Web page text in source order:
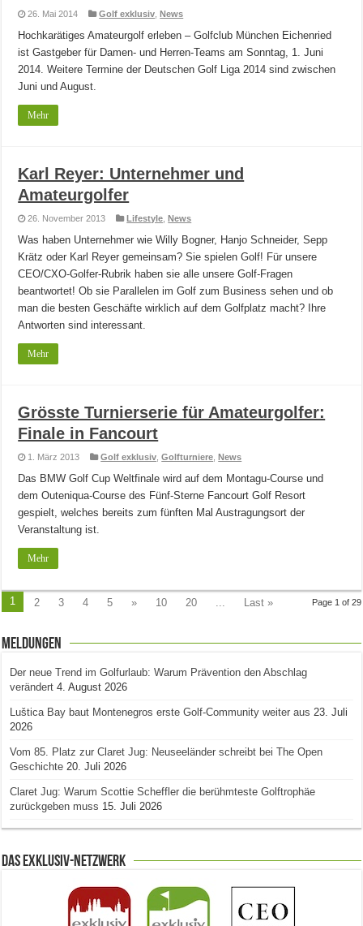
26. Mai 2014 Golf exklusiv ,News
Hochkarätiges Amateurgolf erleben – Golfclub München Eichenried
ist Gastgeber für Damen- und Herren-Teams am Sonntag, 1. Juni
2014. Weitere Termine der Deutschen Golf Liga 2014 sind zwischen
Juni und August.
Mehr
Karl Reyer: Unternehmer und
Amateurgolfer
26. November 2013 Lifestyle ,News
Was haben Unternehmer wie Willy Bogner, Hanjo Schneider, Sepp
Krätz oder Karl Reyer gemeinsam? Sie spielen Golf! Für unsere
CEO/CXO-Golfer-Rubrik haben sie alle unsere Golf-Fragen
beantwortet! Ob sie Parallelen im Golf zum Business sehen und ob
man die besten Geschäfte wirklich auf dem Golfplatz macht? Ihre
Antworten sind interessant.
Mehr
Grösste Turnierserie für Amateurgolfer:
Finale in Fancourt
1. März 2013 Golf exklusiv ,Golfturniere ,News
Das BMW Golf Cup Weltfinale wird auf dem Montagu-Course und
dem Outeniqua-Course des Fünf-Sterne Fancourt Golf Resort
gespielt, welches bereits zum fünften Mal Austragungsort der
Veranstaltung ist.
Mehr
Page 1 of 29
1 2 3 4 5 » 10 20 Last »
Meldungen
Der neue Trend im Golfurlaub: Warum Prävention den Abschlag
verändert 4. August 2026
Luštica Bay baut Montenegros erste Golf-Community weiter aus 23. Juli
2026
Vom 85. Platz zur Claret Jug: Neuseeländer schreibt bei The Open
Geschichte 20. Juli 2026
Claret Jug: Warum Scottie Scheffler die berühmteste Golftrophäe
zurückgeben muss 15. Juli 2026
Das Exklusiv-Netzwerk